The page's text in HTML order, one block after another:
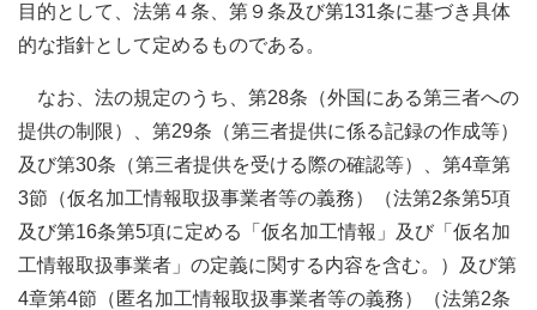
目的として、法第４条、第９条及び第131条に基づき具体
的な指針として定めるものである。
なお、法の規定のうち、第28条（外国にある第三者への
提供の制限）、第29条（第三者提供に係る記録の作成等）
及び第30条（第三者提供を受ける際の確認等）、第4章第
3節（仮名加工情報取扱事業者等の義務）（法第2条第5項
及び第16条第5項に定める「仮名加工情報」及び「仮名加
工情報取扱事業者」の定義に関する内容を含む。）及び第
4章第4節（匿名加工情報取扱事業者等の義務）（法第2条